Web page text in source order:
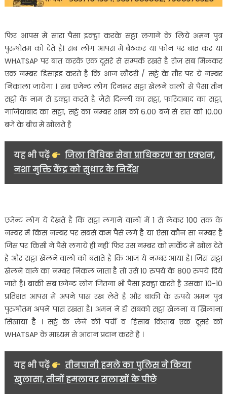
फिर आपस में सारा पैसा इक्ट्ठा करके सट्टा लगाने के लिये अमन पुत्र
पुरुषोतम को देते है। सब लोग आपस में बैठकर या फोन पर बात कर या
WHATSAP पर बात करके एक दूसरे से सम्पर्क रखते है रोज सब मिलकर
एक नम्बर डिसाइड करते है कि आज लौटरी / सट्टे के तौर पर ये नम्बर
निकाला जायेगा । सब एजेन्ट लोग दिनभर सट्टा खेलने वालों से पैसा तीन
सट्टो के नाम से इक्ट्ठा करते है जैसे दिल्ली का सट्टा, फरिदाबाद का सट्टा,
गाजियाबाद का सट्टा, सट्टे का नम्बर शाम को 6.00 बजे से रात को 10.00
बजे के बीच में खोलते है
यह भी पढ़ें
जिला विधिक सेवा प्राधिकरण का एक्शन,
नशा मुक्ति केंद्र को सुधार के निर्देश
एजेन्ट लोग ये देखते है कि सट्टा लगाने वालों में 1 से लेकर 100 तक के
नम्बर में किस नम्बर पर सबसे कम पैसे लगे है या ऐसा कौन सा नम्बर है
जिस पर किसी ने पैसे लगाये ही नहीं फिर उस नम्बर को मार्केट में खोल देते
है और सट्टा खेलने वालो को बताते है कि आज ये नम्बर आया है। जिस सट्टा
खेलने वाले का नम्बर निकल जाता है तो उसे 10 रुपये के 800 रुपये दिये
जाते है। बाकी सब एजेन्ट लोग जितना भी पैसा इक्ट्ठा करते है उसका 10-10
प्रतिशत आपस में अपने पास रख लेते है और बाकी के रुपये अमन पुत्र
पुरुषोतम अपने पास रखता है। अमन ने ही सबको सट्टा खेलना व खिलाना
सिखाया है । सट्टे के लेने की पर्ची व हिसाब किताब एक दूसरे को
WHATSAP के माध्यम से आदान प्रदान करते है ।
यह भी पढ़ें
तीनपानी हमले का पुलिस ने किया
खुलासा, तीनों हमलावर सलाखों के पीछे